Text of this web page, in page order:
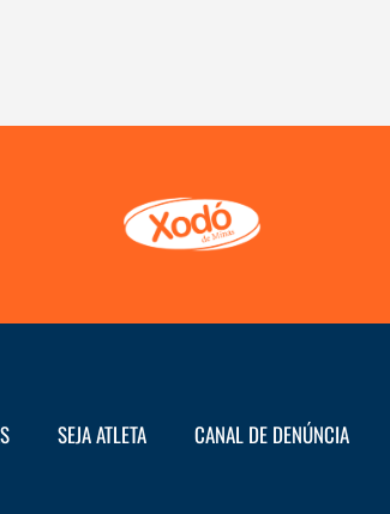
SEJA ATLETA CANAL DE DENÚNCIA